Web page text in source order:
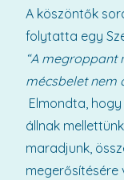
A köszöntők
folytatta egy
“A megroppant
mécsbelet nem
Elmondta,
állnak
maradjunk,
megerősítésére